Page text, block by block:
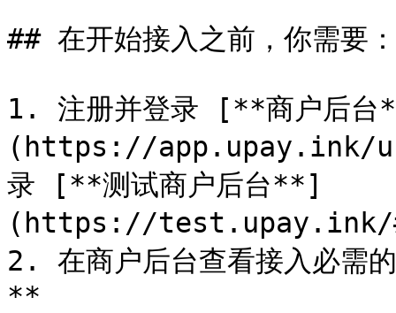
## 在开始接入之前，你需要：
1. 注册并登录 [**商户后
(https://app.upay.ink/
录 [**测试商户后台**]
(https://test.upay.ink/
2. 在商户后台查看接入必
**